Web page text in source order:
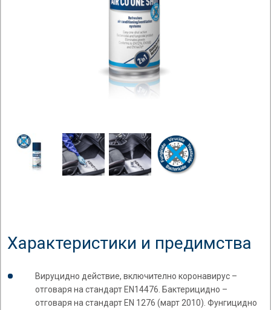
Характеристики и предимства
Вируцидно действие, включително коронавирус –
отговаря на стандарт EN14476. Бактерицидно –
отговаря на стандарт EN 1276 (март 2010). Фунгицидно